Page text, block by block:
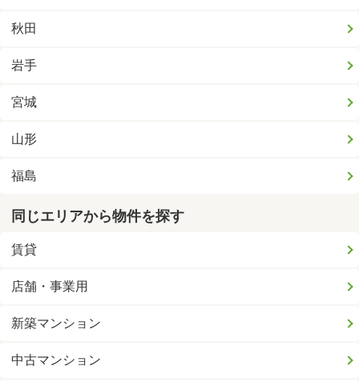
秋田
岩手
宮城
山形
福島
同じエリアから物件を探す
賃貸
店舗・事業用
新築マンション
中古マンション